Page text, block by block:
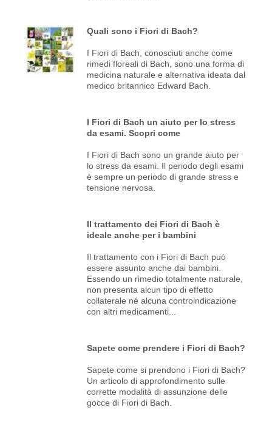
Quali sono i Fiori di Bach?
I Fiori di Bach, conosciuti anche come
rimedi floreali di Bach, sono una forma di
medicina naturale e alternativa ideata dal
medico britannico Edward Bach.
I Fiori di Bach un aiuto per lo stress
da esami. Scopri come
I Fiori di Bach sono un grande aiuto per
lo stress da esami. Il periodo degli esami
è sempre un periodo di grande stress e
tensione nervosa.
Il trattamento dei Fiori di Bach è
ideale anche per i bambini
Il trattamento con i Fiori di Bach può
essere assunto anche dai bambini.
Essendo un rimedio totalmente naturale,
non presenta alcun tipo di effetto
collaterale né alcuna controindicazione
con altri medicamenti...
Sapete come prendere i Fiori di Bach?
Sapete come si prendono i Fiori di Bach?
Un articolo di approfondimento sulle
corrette modalità di assunzione delle
gocce di Fiori di Bach.